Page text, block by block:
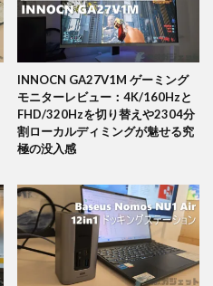
INNOCN GA27V1M ゲーミング
モニターレビュー：4K/160Hzと
FHD/320Hzを切り替えや2304分
割ローカルディミングが魅せる究
極の没入感